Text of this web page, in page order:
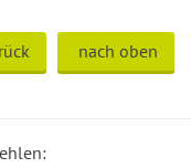
nach oben